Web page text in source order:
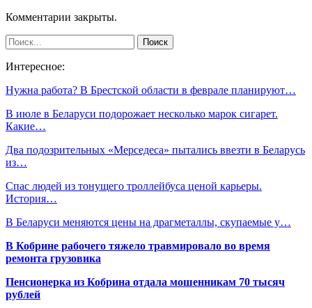
Комментарии закрыты.
Интересное:
Нужна работа? В Брестской области в феврале планируют…
В июле в Беларуси подорожает несколько марок сигарет.
Какие…
Два подозрительных «Мерседеса» пытались ввезти в Беларусь
из…
Спас людей из тонущего троллейбуса ценой карьеры.
История…
В Беларуси меняются цены на драгметаллы, скупаемые у…
В Кобрине рабочего тяжело травмировало во время
ремонта грузовика
Пенсионерка из Кобрина отдала мошенникам 70 тысяч
рублей